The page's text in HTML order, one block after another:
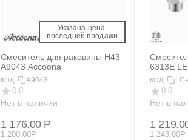
Указана цена
последней продажи
Смеситель для раковины H43
A9043 Accoona
КОД: A9043
0.0
Нет в наличии
1 176.00 Р
1 200.00Р
6313E
КОД:
0.0
Нет в
1
1 243.00Р